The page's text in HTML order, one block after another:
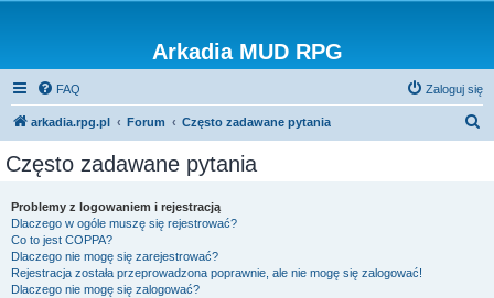
Arkadia MUD RPG
FAQ Zaloguj się
arkadia.rpg.pl Forum Często zadawane pytania
Często zadawane pytania
Problemy z logowaniem i rejestracją
Dlaczego w ogóle muszę się rejestrować?
Co to jest COPPA?
Dlaczego nie mogę się zarejestrować?
Rejestracja została przeprowadzona poprawnie, ale nie mogę się zalogować!
Dlaczego nie mogę się zalogować?